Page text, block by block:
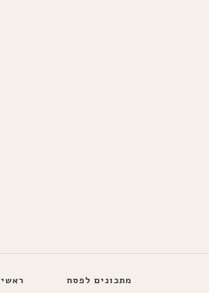
מתכונים לפסח ראשי